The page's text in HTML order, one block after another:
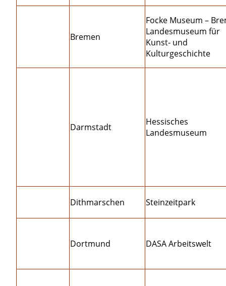
Bremen
Focke Museum –
Landesmuseum für
Kunst- und
Kulturgeschichte
Darmstadt
Hessisches
Landesmuseum
Dithmarschen Steinzeitpark
Dortmund DASA Arbeitswelt